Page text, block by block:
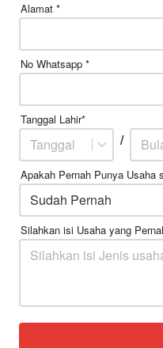
Alamat *
No Whatsapp *
Tanggal Lahir*
Tanggal /
Apakah Pernah Punya Usaha
Sudah Pernah
Silahkan isi Usaha yang